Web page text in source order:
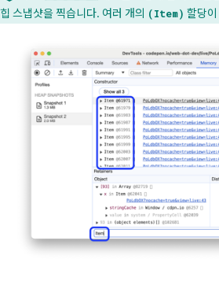
힙 스냅샷을 찍습니다. 여러 개의 (Item) 할당